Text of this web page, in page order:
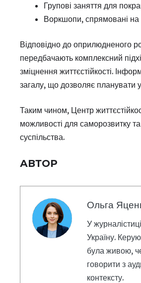
Групові заняття для
Воркшопи, спрямовані на
Відповідно до оприлюдненого
передбачають комплексний
зміцнення життєстійкості.
загалу, що дозволяє планувати
Таким чином, Центр
можливості для саморозвитку
суспільства.
АВТОР
Ольга
У
Україну.
була живою,
говорити з
контексту.